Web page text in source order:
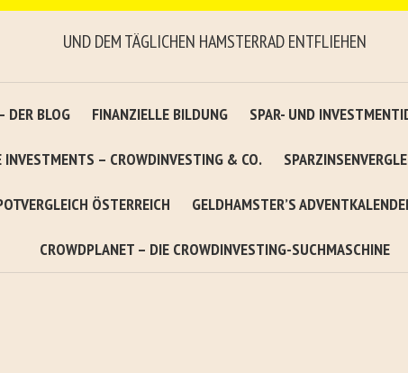
UND DEM TÄGLICHEN HAMSTERRAD ENTFLIEHEN
DER BLOG FINANZIELLE BILDUNG SPAR- UND
INVESTMENTS – CROWDINVESTING & CO.
ÖSTERREICH GELDHAMSTER’S
CROWDPLANET – DIE CROWDINVESTING-SUCHMASCHINE